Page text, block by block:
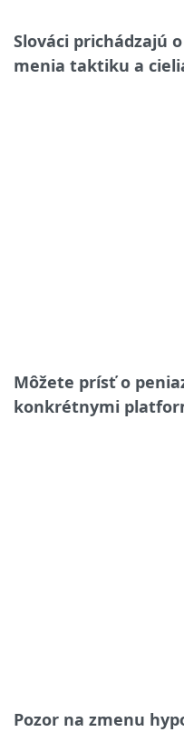
Slováci prichádzajú
menia taktiku a
Môžete prísť o
konkrétnymi
Pozor na zmenu